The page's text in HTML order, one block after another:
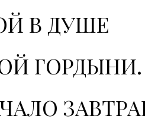
В ДУШЕ
ГОРДЫНИ.